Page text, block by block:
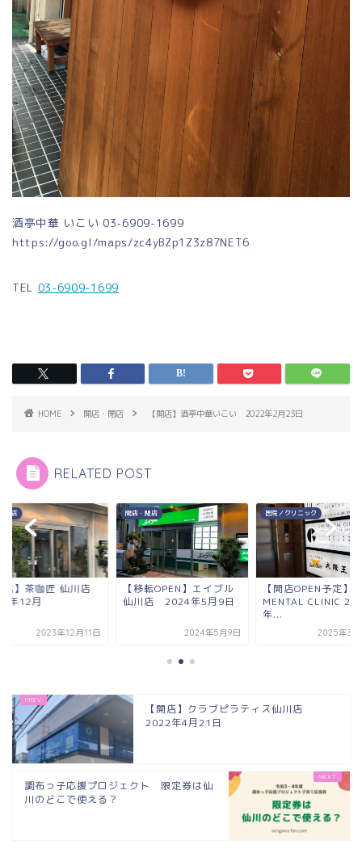
酒亭中華 いこい 03-6909-1699
https://goo.gl/maps/zc4yBZp1Z3z87NET6
TEL 03-6909-1699
HOME 開店・閉店 【開店】酒亭中華いこい 2022年2月23日
RELATED POST
閉店
店】茶咖匠 仙川店
年12月
2023年12月11日
開店・閉店
【移転OPEN】エイブル
仙川店 2024年5月9日
2024年5月9日
医院／クリニック
【開店OPEN予定】
MENTAL CLINIC
年...
2025年3
【開店】クラブピラティス仙川店
2022年4月21日
調布っ子応援プロジェクト 限定券は仙
川のどこで使える？